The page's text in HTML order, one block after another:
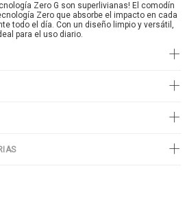
Zero G son superlivianas! El comodín
Zero que absorbe el impacto en cada
todo el día. Con un diseño limpio y versátil,
para el uso diario.